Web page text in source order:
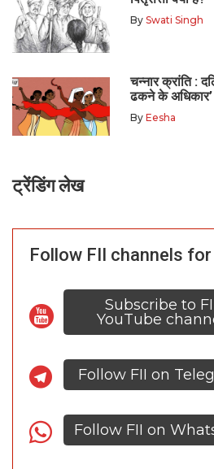
By Swati Singh
चन्नार क्रांति :
ढकने के
By Eesha
ट्रेंडिंग लेख
Follow FII channels
Subscribe to
YouTube
Follow FII on
Follow FII on